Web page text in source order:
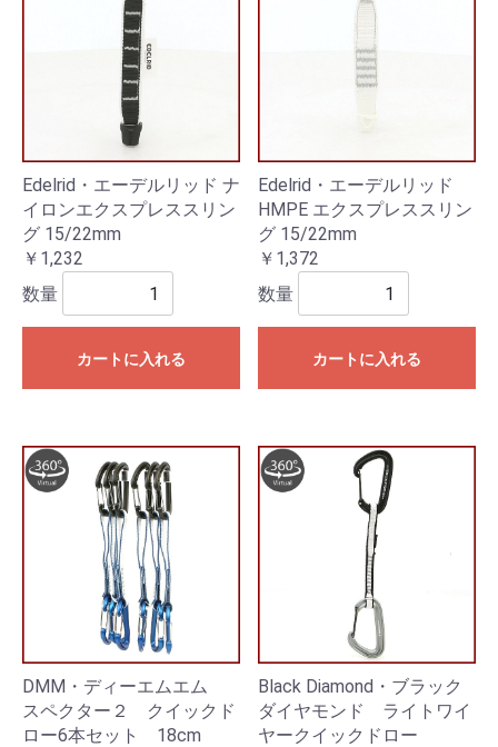
Edelrid・エーデルリッド ナ
イロンエクスプレススリン
グ 15/22mm
￥1,232
数量
カートに入れる
Edelrid・エーデルリッド
HMPE エクスプレススリン
グ 15/22mm
￥1,372
数量
カートに入れる
DMM・ディーエムエム
スペクター２ クイックド
ロー6本セット 18cm
Black Diamond・ブラック
ダイヤモンド ライトワイ
ヤークイックドロー